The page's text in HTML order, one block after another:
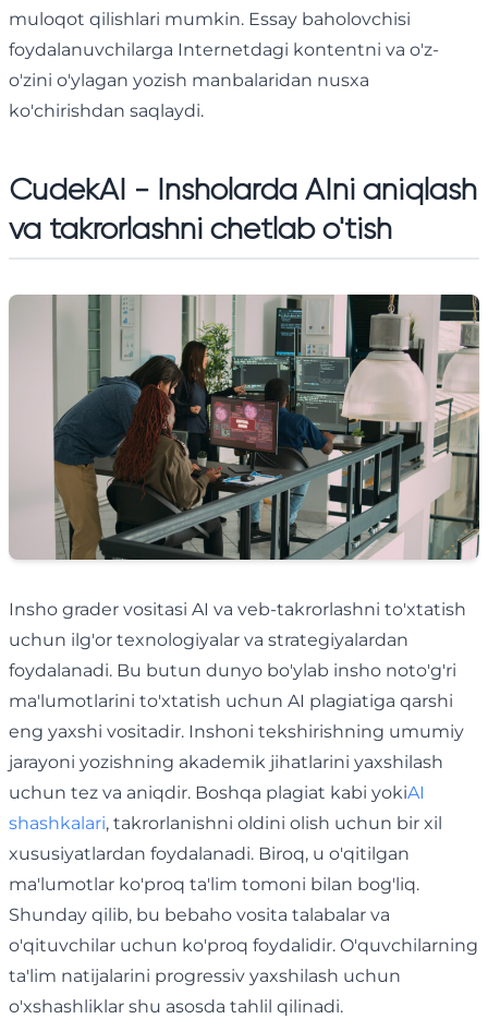
muloqot qilishlari mumkin. Essay baholovchisi
foydalanuvchilarga Internetdagi kontentni va o'z-
o'zini o'ylagan yozish manbalaridan nusxa
ko'chirishdan saqlaydi.
CudekAI - Insholarda AIni aniqlash
va takrorlashni chetlab o'tish
Insho grader vositasi AI va veb-takrorlashni to'xtatish
uchun ilg'or texnologiyalar va strategiyalardan
foydalanadi. Bu butun dunyo bo'ylab insho noto'g'ri
ma'lumotlarini to'xtatish uchun AI plagiatiga qarshi
eng yaxshi vositadir. Inshoni tekshirishning umumiy
jarayoni yozishning akademik jihatlarini yaxshilash
uchun tez va aniqdir. Boshqa plagiat kabi yokiAI
shashkalari, takrorlanishni oldini olish uchun bir xil
xususiyatlardan foydalanadi. Biroq, u o'qitilgan
ma'lumotlar ko'proq ta'lim tomoni bilan bog'liq.
Shunday qilib, bu bebaho vosita talabalar va
o'qituvchilar uchun ko'proq foydalidir. O'quvchilarning
ta'lim natijalarini progressiv yaxshilash uchun
o'xshashliklar shu asosda tahlil qilinadi.